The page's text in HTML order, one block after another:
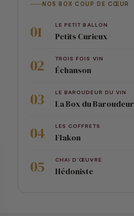
NOS BOX COUP DE CŒUR
LE PETIT BALLON
Petits Curieux
TROIS FOIS VIN
Échanson
LE BAROUDEUR DU VIN
La Box du Baroudeur
LES COFFRETS
Flakon
CHAI D’ŒUVRE
Hédoniste